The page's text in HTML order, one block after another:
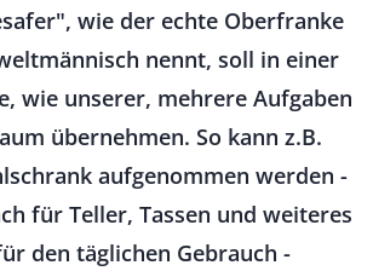
wie der echte Oberfranke
nennt, soll in einer
wie unserer, mehrere Aufgaben
übernehmen. So kann z.B.
aufgenommen werden -
für Teller, Tassen und weiteres
den täglichen Gebrauch -